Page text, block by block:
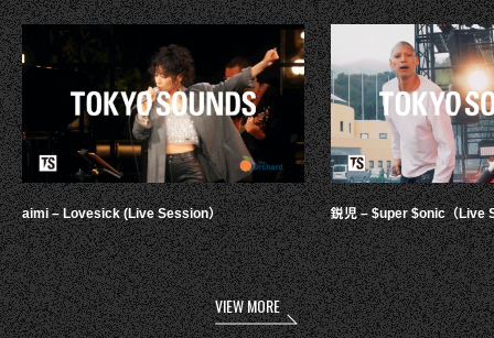
aimi – Lovesick (Live Session） 鋭児 – $uper $onic（Live
VIEW MORE